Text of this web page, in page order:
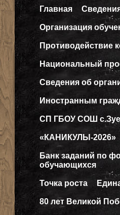
Главная
Организация
Противодействие
Национальный
Сведения об
Иностранным
СП ГБОУ СОШ
«КАНИКУЛЫ-2026»
Банк заданий по
обучающихся
Точка роста
80 лет Великой